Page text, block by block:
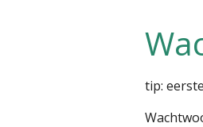
tip: